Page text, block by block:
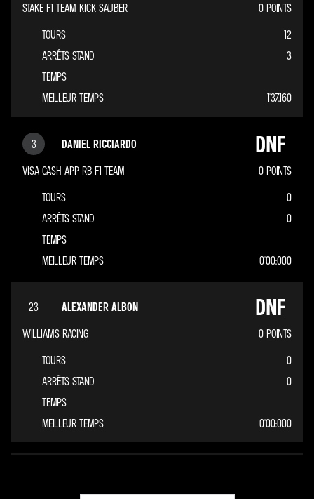
STAKE F1 TEAM KICK SAUBER
12
3
1'37.160
0 POINTS
TOURS
ARRÊTS STAND
TEMPS
MEILLEUR TEMPS
DNF
3
DANIEL RICCIARDO
VISA CASH APP RB F1 TEAM
0
0
0'00:000
0 POINTS
TOURS
ARRÊTS STAND
TEMPS
MEILLEUR TEMPS
DNF
23
ALEXANDER ALBON
WILLIAMS RACING
0
0
0'00:000
0 POINTS
TOURS
ARRÊTS STAND
TEMPS
MEILLEUR TEMPS